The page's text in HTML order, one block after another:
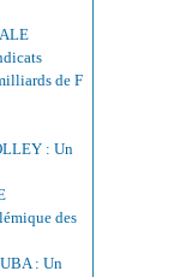
de F
: Un
des
: Un